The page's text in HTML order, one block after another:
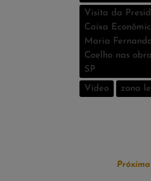
Visita da
Caixa
Maria
Coelho nas
SP
Vídeo zona